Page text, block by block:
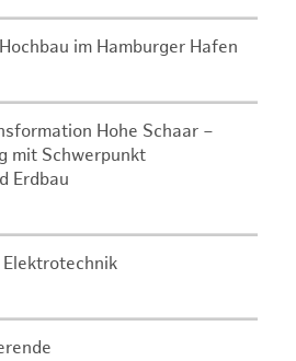
im Hamburger Hafen
Hohe Schaar –
mit Schwerpunkt
Erdbau